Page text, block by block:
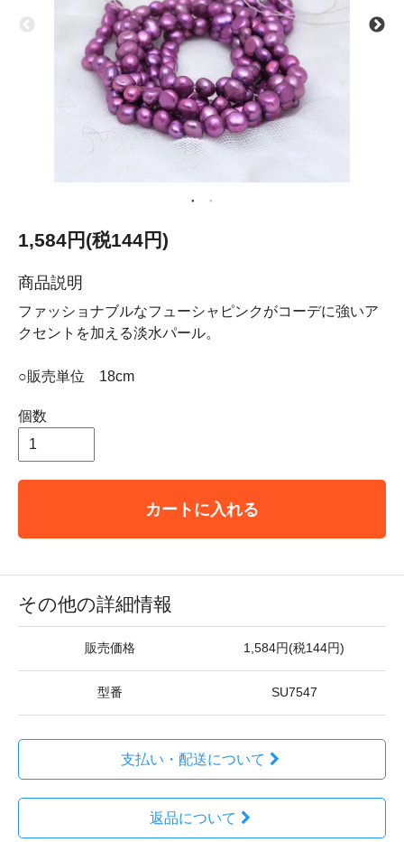
1,584円(税144円)
商品説明
ファッショナブルなフューシャピンクがコーデに強いア
クセントを加える淡水パール。
○販売単位 18cm
個数
カートに入れる
その他の詳細情報
販売価格 1,584円(税144円)
型番 SU7547
支払い・配送について
返品について